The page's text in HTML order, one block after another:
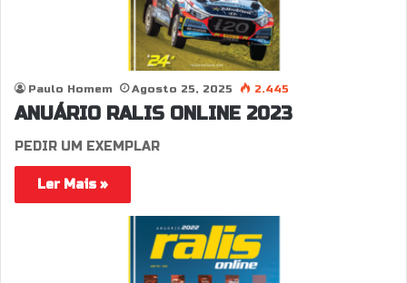
Paulo Homem Agosto 25, 2025 2.445
ANUÁRIO RALIS ONLINE 2023
PEDIR UM EXEMPLAR
Ler Mais »